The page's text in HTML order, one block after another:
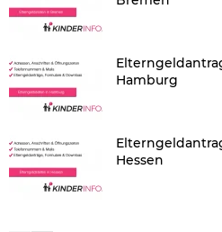
Hamburg
Hessen